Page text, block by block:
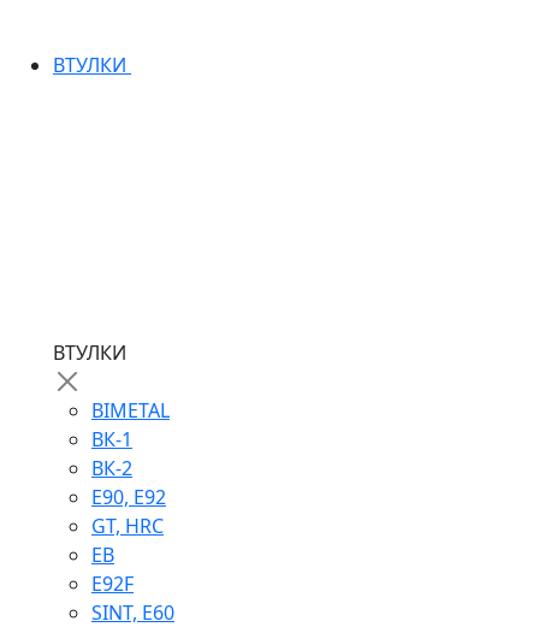
ВТУЛКИ
ВТУЛКИ
BIMETAL
ВК-1
ВК-2
Е90, E92
GT, HRC
EB
Е92F
SINT, E60